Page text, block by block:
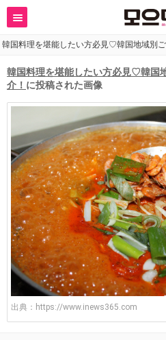
韓国料理を堪能したい方必見♡韓国地域別
韓国料理を堪能したい方必見♡韓国
介！ に投稿された画像
出典： https://www.inews365.com